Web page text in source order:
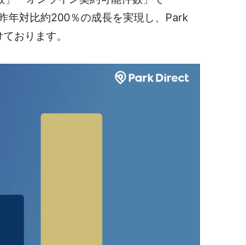
年対比約200％の成長を実現し、Park
おります。